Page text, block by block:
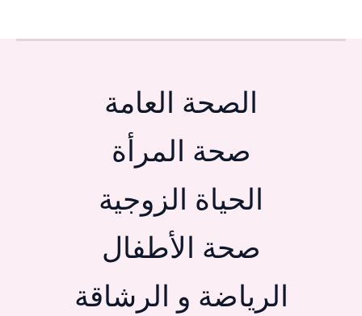
الصحة العامة
صحة المرأة
الحياة الزوجية
صحة الأطفال
الرياضة و الرشاقة